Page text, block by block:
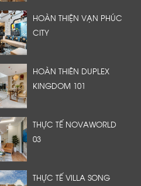
HOÀN THIỆN VẠN PHÚC
CITY
HOÀN THIÊN DUPLEX
KINGDOM 101
THỰC TẾ NOVAWORLD
03
THỰC TẾ VILLA SONG